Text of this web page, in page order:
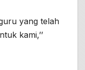
yang telah
kami,’’